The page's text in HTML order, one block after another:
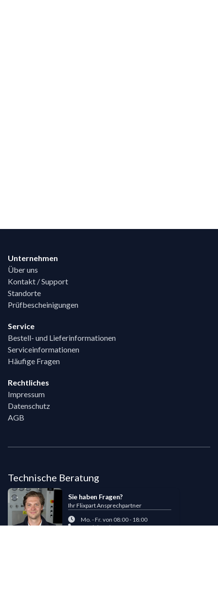
Unternehmen
Über uns
Kontakt / Support
Standorte
Prüfbescheinigungen
Service
Bestell- und Lieferinformationen
Serviceinformationen
Häufige Fragen
Rechtliches
Impressum
Datenschutz
AGB
Technische Beratung
Sie haben Fragen?
Ihr Flixpart Ansprechpartner
Mo. - Fr. von 08:00 - 18:00
+49 (0) 40 / 85 180 180